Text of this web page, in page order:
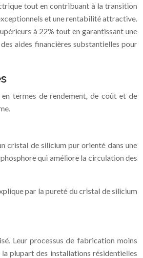
tout en contribuant à la transition
et une rentabilité attractive.
à 22% tout en garantissant une
aides financières substantielles pour
termes de rendement, de coût et de
cristal de silicium pur orienté dans une
qui améliore la circulation des
par la pureté du cristal de silicium
Leur processus de fabrication moins
plupart des installations résidentielles